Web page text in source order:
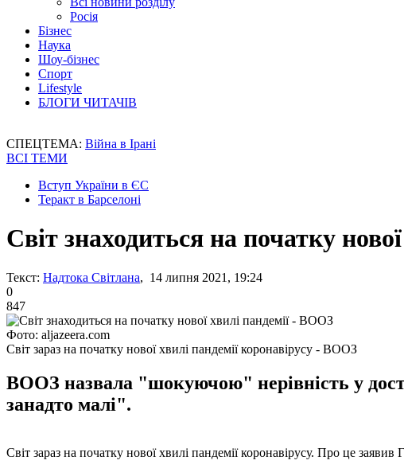
Росія
Бізнес
Наука
Шоу-бізнес
Спорт
Lifestyle
БЛОГИ ЧИТАЧІВ
СПЕЦТЕМА: Війна в Ірані
ВСІ ТЕМИ
Вступ України в ЄС
Теракт в Барселоні
Світ знаходиться на початку
Текст: Надтока Світлана, 14 липня 2021, 19:24
0
847
Фото: aljazeera.com
Світ зараз на початку нової хвилі пандемії коронавірусу - ВООЗ
ВООЗ назвала "шокуючою" нерівність у
занадто малі".
Світ зараз на початку нової хвилі пандемії коронавірусу. Про це